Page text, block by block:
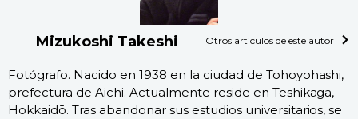
Mizukoshi Takeshi Otros artículos de este autor
Fotógrafo. Nacido en 1938 en la ciudad de Tohoyohashi,
prefectura de Aichi. Actualmente reside en Teshikaga,
Hokkaidō. Tras abandonar sus estudios universitarios, se